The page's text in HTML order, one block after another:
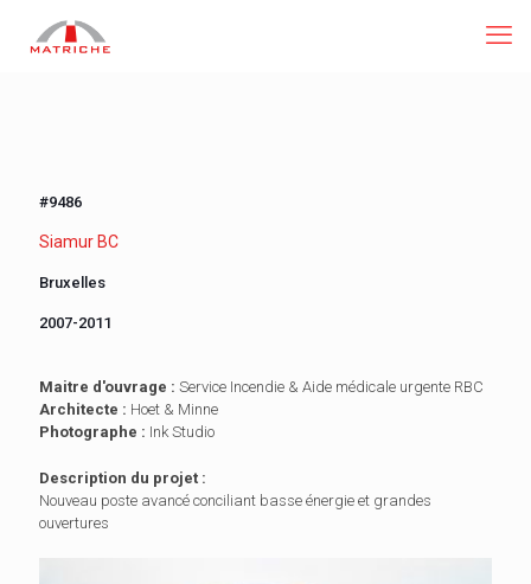
#9486
Siamur BC
Bruxelles
2007-2011
Maitre d'ouvrage : Service Incendie & Aide médicale urgente RBC
Architecte : Hoet & Minne
Photographe : Ink Studio
Description du projet :
Nouveau poste avancé conciliant basse énergie et grandes
ouvertures